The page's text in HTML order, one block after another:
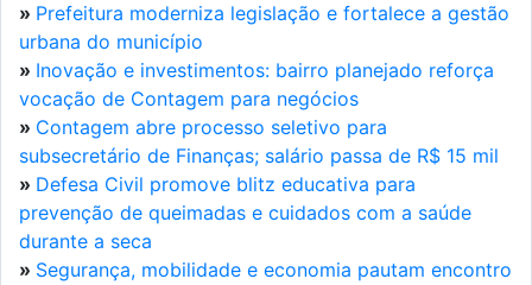
» Prefeitura moderniza legislação e fortalece a gestão
urbana do município
» Inovação e investimentos: bairro planejado reforça
vocação de Contagem para negócios
» Contagem abre processo seletivo para
subsecretário de Finanças; salário passa de R$ 15 mil
» Defesa Civil promove blitz educativa para
prevenção de queimadas e cuidados com a saúde
durante a seca
» Segurança, mobilidade e economia pautam encontro